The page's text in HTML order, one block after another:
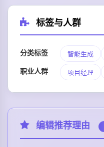
标签与人群
分类标签 智能生成
职业人群 项目经理
编辑推荐理由